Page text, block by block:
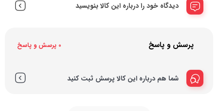
دیدگاه خود را درباره این کالا بنویسید
پرسش و پاسخ 0 پرسش و پاسخ
شما هم درباره این کالا پرسش ثبت کنید